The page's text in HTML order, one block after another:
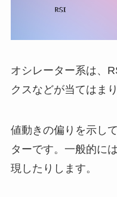
オシレーター系は、
クスなどが当てはまり
値動きの偏りを示し
ターです。一般的に
現したりします。